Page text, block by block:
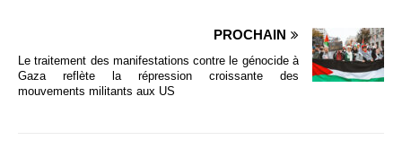
PROCHAIN
Le traitement des manifestations contre le génocide à
Gaza reflète la répression croissante des
mouvements militants aux US